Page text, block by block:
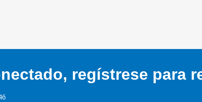
regístrese para